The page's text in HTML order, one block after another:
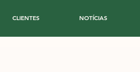
CLIENTES NOTÍCIAS